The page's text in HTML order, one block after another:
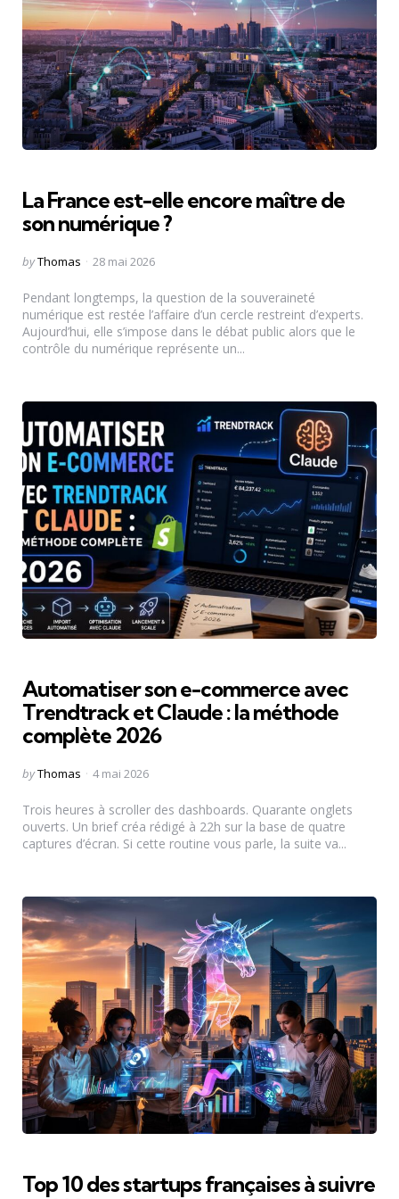
La France est-elle encore maître de
son numérique ?
Posted
byThomas 28 mai 2026
Pendant longtemps, la question de la souveraineté
numérique est restée l’affaire d’un cercle restreint d’experts.
Aujourd’hui, elle s’impose dans le débat public alors que le
contrôle du numérique représente un...
Automatiser son e-commerce avec
Trendtrack et Claude : la méthode
complète 2026
Posted
byThomas 4 mai 2026
Trois heures à scroller des dashboards. Quarante onglets
ouverts. Un brief créa rédigé à 22h sur la base de quatre
captures d’écran. Si cette routine vous parle, la suite va...
Top 10 des startups françaises à suivre